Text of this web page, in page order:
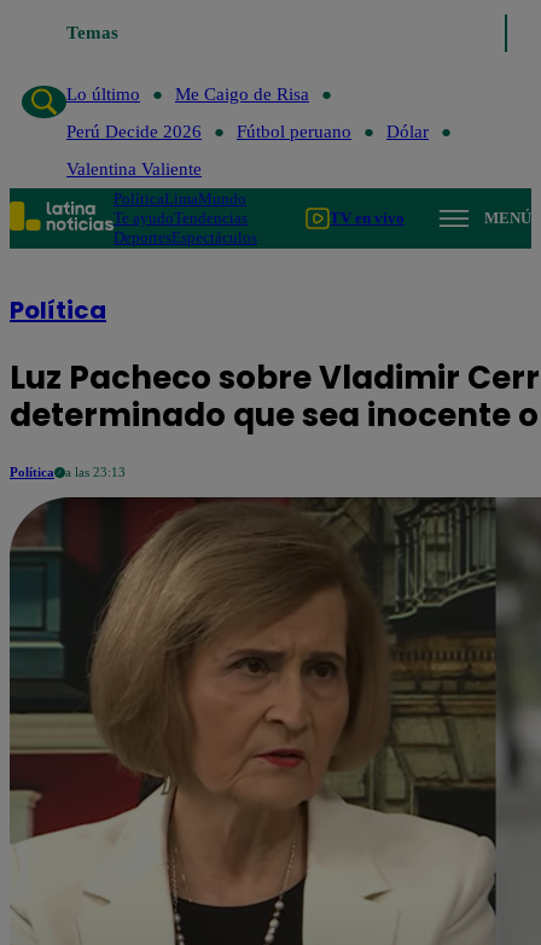
Temas
Lo último
Me Caigo de Risa
Perú Decide 2026
Fútbol peruano
Dólar
Valentina Valiente
PolíticaLimaMundo
Te ayudoTendencias
DeportesEspectáculos
TV en vivo MENÚ
Política
Luz Pacheco sobre Vladimir
determinado que sea inocente
Política a las 23:13